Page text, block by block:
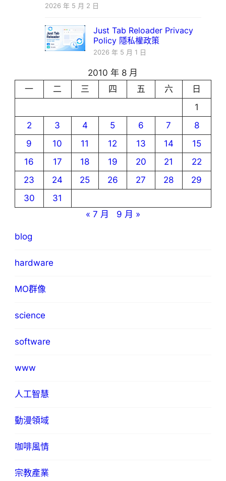
2026 年 5 月 2 日
Just Tab Reloader Privacy
Policy 隱私權政策
2026 年 5 月 1 日
2010 年 8 月
一
二 三 四 五 六
日
1
2
3 4 5 6 7
8
9
10 11 12 13 14
15
16
17 18 19 20 21
22
23
24 25 26 27 28
29
30
31
« 7 月
9 月 »
blog
hardware
MO群像
science
software
www
人工智慧
動漫領域
咖啡風情
宗教產業